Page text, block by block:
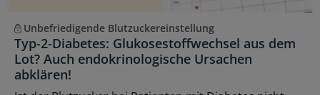
Unbefriedigende Blutzuckereinstellung
Typ-2-Diabetes: Glukosestoffwechsel aus dem
Lot? Auch endokrinologische Ursachen
abklären!